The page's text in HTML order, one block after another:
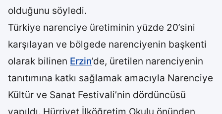
olduğunu söyledi.
Türkiye narenciye üretiminin yüzde 20’sini
karşılayan ve bölgede narenciyenin başkenti
olarak bilinen Erzin’de, üretilen narenciyenin
tanıtımına katkı sağlamak amacıyla Narenciye
Kültür ve Sanat Festivali’nin dördüncüsü